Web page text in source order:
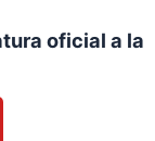
oficial a la